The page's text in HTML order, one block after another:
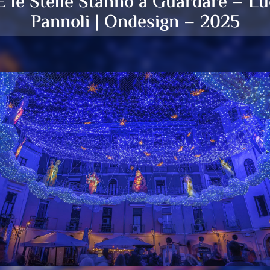
Pannoli | Ondesign – 2025